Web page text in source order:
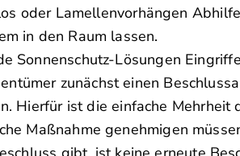
oder Lamellenvorhängen
in den Raum lassen.
Sonnenschutz-Lösungen
zunächst einen
Hierfür ist die einfache
Maßnahme genehmigen